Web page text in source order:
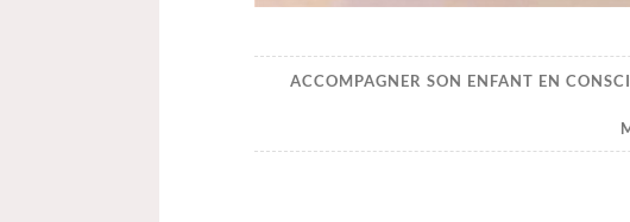
Happynaiss
Parentalité de coeur à coeur
ACCOMPAGNER SON ENFANT EN